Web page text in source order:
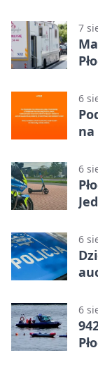
7
6
na
6
6
6